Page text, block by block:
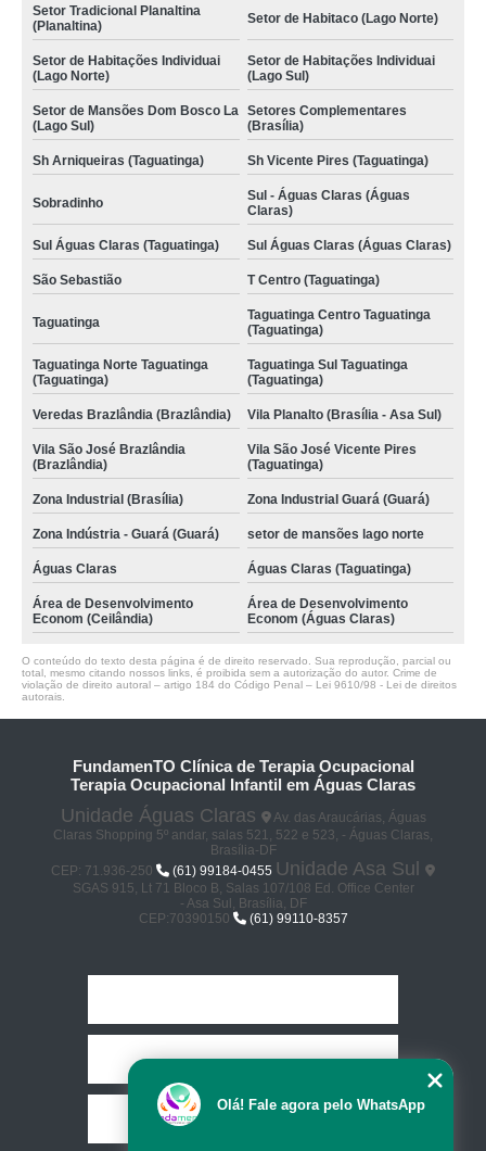
Setor Tradicional Planaltina
(Planaltina)
Setor de Habitaco (Lago Norte)
Setor de Habitações Individuai
(Lago Norte)
Setor de Habitações Individuai
(Lago Sul)
Setor de Mansões Dom Bosco La
(Lago Sul)
Setores Complementares
(Brasília)
Sh Arniqueiras (Taguatinga) Sh Vicente Pires (Taguatinga)
Sobradinho
Sul - Águas Claras (Águas
Claras)
Sul Águas Claras (Taguatinga) Sul Águas Claras (Águas Claras)
São Sebastião T Centro (Taguatinga)
Taguatinga
Taguatinga Centro Taguatinga
(Taguatinga)
Taguatinga Norte Taguatinga
(Taguatinga)
Taguatinga Sul Taguatinga
(Taguatinga)
Veredas Brazlândia (Brazlândia) Vila Planalto (Brasília - Asa Sul)
Vila São José Brazlândia
(Brazlândia)
Vila São José Vicente Pires
(Taguatinga)
Zona Industrial (Brasília) Zona Industrial Guará (Guará)
Zona Indústria - Guará (Guará) setor de mansões lago norte
Águas Claras Águas Claras (Taguatinga)
Área de Desenvolvimento
Econom (Ceilândia)
Área de Desenvolvimento
Econom (Águas Claras)
O conteúdo do texto desta página é de direito reservado. Sua reprodução, parcial ou
total, mesmo citando nossos links, é proibida sem a autorização do autor. Crime de
violação de direito autoral – artigo 184 do Código Penal – Lei 9610/98 - Lei de direitos
autorais
FundamenTO Clínica de Terapia Ocupacional
Terapia Ocupacional Infantil em Águas Claras
Unidade Águas Claras
Av. das Araucárias, Águas
Claras Shopping 5º andar, salas 521, 522 e 523, - Águas Claras,
Brasília-DF
CEP: 71.936-250
(61) 99184-0455 Unidade Asa Sul
SGAS 915, Lt 71 Bloco B, Salas 107/108 Ed. Office Center
- Asa Sul, Brasília, DF
CEP:70390150
(61) 99110-8357
Empresa
Olá! Fale agora pelo WhatsApp